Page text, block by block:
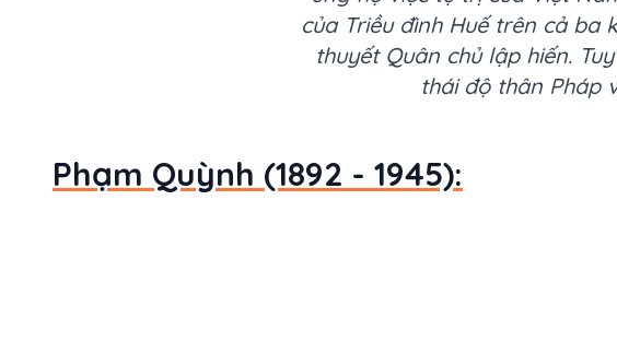
của Triều đình Huế trên cả ba
thuyết Quân chủ lập hiến.
thái độ thân Pháp
Phạm Quỳnh (1892 - 1945):